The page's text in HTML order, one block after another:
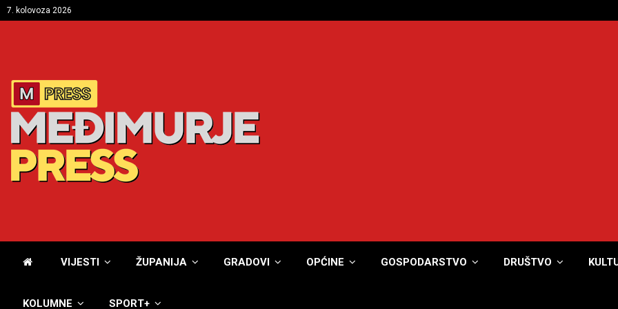
7. kolovoza 2026
VIJESTI ŽUPANIJA GRADOVI OPĆINE GOSPODARSTVO DRUŠTVO
KOLUMNE SPORT+